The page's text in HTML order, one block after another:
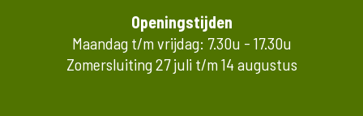
Openingstijden
Maandag t/m vrijdag: 7.30u - 17.30u
Zomersluiting 27 juli t/m 14 augustus